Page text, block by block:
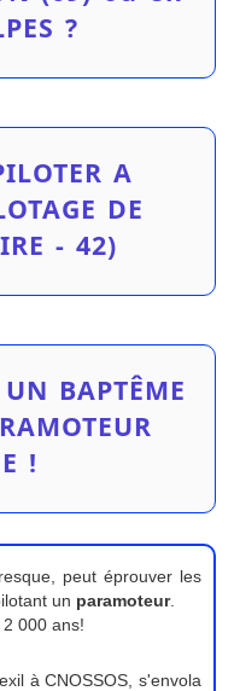
?
A
DE
- 42)
BAPTÊME
!
peut éprouver les
un paramoteur.
000 ans!
à CNOSSOS, s'envola